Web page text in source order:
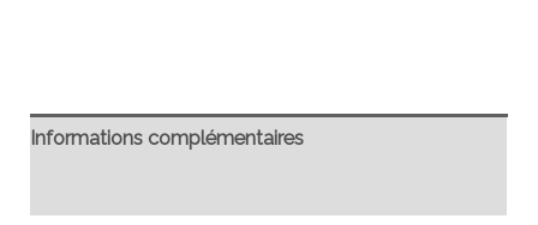
Informations complémentaires